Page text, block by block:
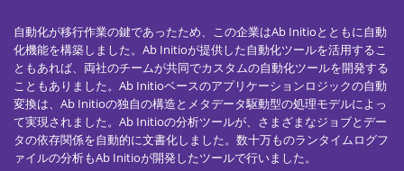
自動化が移行作業の鍵であったため、この企業はAb Initioとともに自動
化機能を構築しました。Ab Initioが提供した自動化ツールを活用するこ
ともあれば、両社のチームが共同でカスタムの自動化ツールを開発する
こともありました。Ab Initioベースのアプリケーションロジックの自動
変換は、Ab Initioの独自の構造とメタデータ駆動型の処理モデルによっ
て実現されました。Ab Initioの分析ツールが、さまざまなジョブとデー
タの依存関係を自動的に文書化しました。数十万ものランタイムログフ
ァイルの分析もAb Initioが開発したツールで行いました。